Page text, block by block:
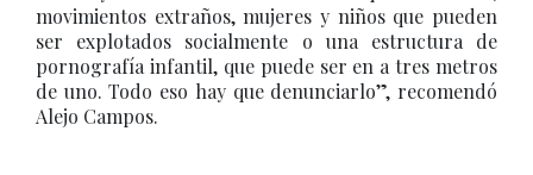
movimientos extraños, mujeres y niños que pueden
ser explotados socialmente o una estructura de
pornografía infantil, que puede ser en a tres metros
de uno. Todo eso hay que denunciarlo”, recomendó
Alejo Campos.